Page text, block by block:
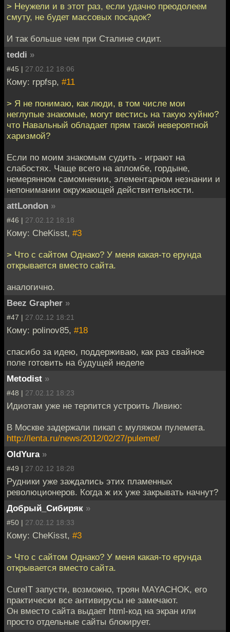
> Неужели и в этот раз, если удачно преодолеем
смуту, не будет массовых посадок?
И так больше чем при Сталине сидит.
teddi »
#45 | 27.02.12 18:06
Кому: rppfsp, #11
> Я не понимаю, как люди, в том числе мои
неглупые знакомые, могут вестись на такую хуйню?
что Навальный обладает прям такой невероятной
харизмой?
Если по моим знакомым судить - играют на
слабостях. Чаще всего на апломбе, гордыне,
немерянном самомнении, элементарном незнании и
непонимании окружающей действительности.
attLondon »
#46 | 27.02.12 18:18
Кому: CheKisst, #3
> Что с сайтом Однако? У меня какая-то ерунда
открывается вместо сайта.
аналогично.
Beez Grapher »
#47 | 27.02.12 18:21
Кому: polinov85, #18
спасибо за идею, поддерживаю, как раз свайное
поле готовить на будущей неделе
Metodist »
#48 | 27.02.12 18:23
Идиотам уже не терпится устроить Ливию:
В Москве задержали пикап с муляжом пулемета.
http://lenta.ru/news/2012/02/27/pulemet/
OldYura »
#49 | 27.02.12 18:28
Рудники уже заждались этих пламенных
революционеров. Когда ж их уже закрывать начнут?
Добрый_Сибиряк »
#50 | 27.02.12 18:33
Кому: CheKisst, #3
> Что с сайтом Однако? У меня какая-то ерунда
открывается вместо сайта.
CureIT запусти, возможно, троян MAYACHOK, его
практически все антивирусы не замечают.
Он вместо сайта выдает html-код на экран или
просто отдельные сайты блокирует.